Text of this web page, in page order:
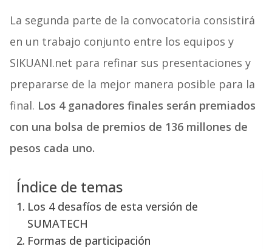
La segunda parte de la convocatoria consistirá
en un trabajo conjunto entre los equipos y
SIKUANI.net para refinar sus presentaciones y
prepararse de la mejor manera posible para la
final. Los 4 ganadores finales serán premiados
con una bolsa de premios de 136 millones de
pesos cada uno.
Índice de temas
Los 4 desafíos de esta versión de
SUMATECH
Formas de participación